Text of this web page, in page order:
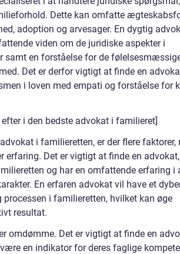
Dette kan omfatte
adoption og arvesager. En dygtig
viden om de juridiske aspekter i
samt en forståelse for de
Det er derfor vigtigt at finde en
i loven med empati og forståelse for
i den bedste advokat i familieret]
i familieretten, er der flere faktorer,
erfaring. Det er vigtigt at finde en
og har en omfattende erfaring i
En erfaren advokat vil have et
i familieretten, hvilket kan øge
resultat.
omdømme. Det er vigtigt at finde en
en indikator for deres faglige